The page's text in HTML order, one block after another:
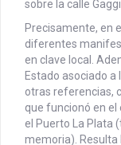
sobre la calle
Precisamente, en
diferentes
en clave local.
Estado asociado
otras referencias,
que funcionó en
el Puerto La Plata
memoria).